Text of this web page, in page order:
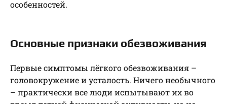
особенностей.
Основные признаки обезвоживания
Первые симптомы лёгкого обезвоживания –
головокружение и усталость. Ничего необычного
– практически все люди испытывают их во